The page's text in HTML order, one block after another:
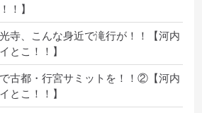
！】
寺、こんな身近で滝行が！！【河内
とこ！！】
古都・行宮サミットを！！②【河内
とこ！！】